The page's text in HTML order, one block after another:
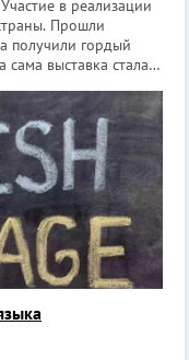
в реализации
Прошли
получили гордый
сама выставка стала